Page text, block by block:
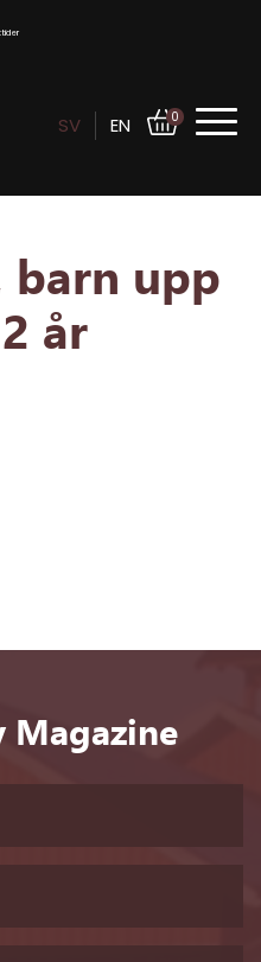
0
SV EN
barn upp
år
Magazine